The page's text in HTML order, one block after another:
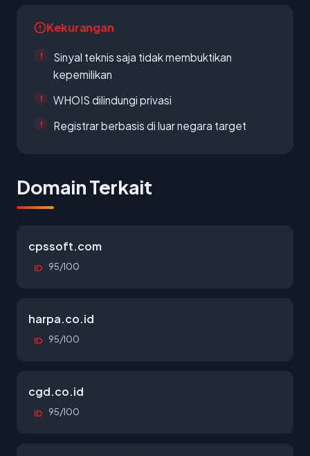
Kekurangan
Sinyal teknis saja tidak membuktikan
kepemilikan
WHOIS dilindungi privasi
Registrar berbasis di luar negara target
Domain Terkait
cpssoft.com
ID 95/100
harpa.co.id
ID 95/100
cgd.co.id
ID 95/100